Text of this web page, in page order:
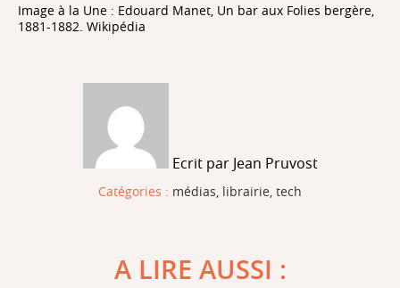
Image à la Une : Edouard Manet, Un bar aux Folies bergère,
1881-1882. Wikipédia
Ecrit par Jean Pruvost
Catégories : médias, librairie, tech
A LIRE AUSSI :